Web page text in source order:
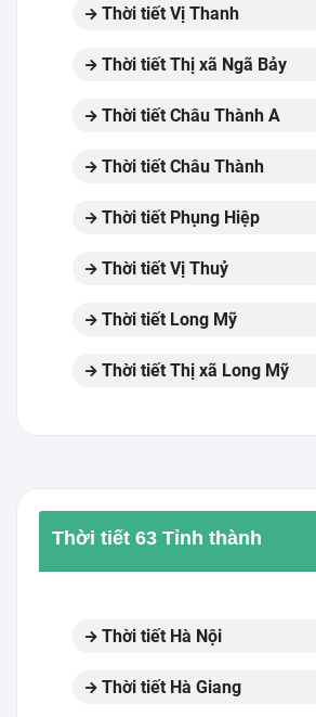
Thời tiết Vị Thanh
Thời tiết Thị xã Ngã Bảy
Thời tiết Châu Thành A
Thời tiết Châu Thành
Thời tiết Phụng Hiệp
Thời tiết Vị Thuỷ
Thời tiết Long Mỹ
Thời tiết Thị xã Long Mỹ
Thời tiết 63 Tỉnh thành
Thời tiết Hà Nội
Thời tiết Hà Giang